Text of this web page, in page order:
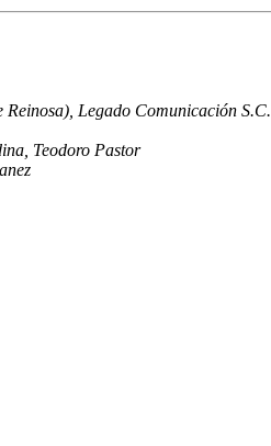
Reinosa), Legado Comunicación S.C.
Teodoro Pastor